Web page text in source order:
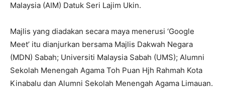
Malaysia (AIM) Datuk Seri Lajim Ukin.
Majlis yang diadakan secara maya menerusi ‘Google
Meet’ itu dianjurkan bersama Majlis Dakwah Negara
(MDN) Sabah; Universiti Malaysia Sabah (UMS); Alumni
Sekolah Menengah Agama Toh Puan Hjh Rahmah Kota
Kinabalu dan Alumni Sekolah Menengah Agama Limauan.